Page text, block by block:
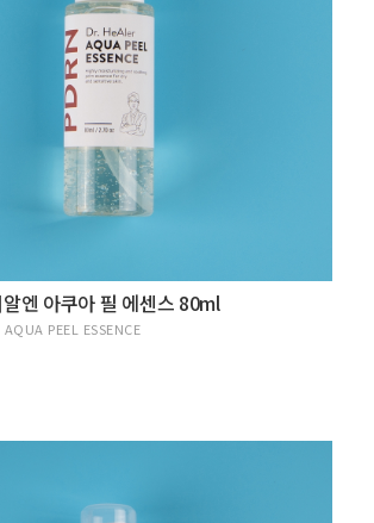
엔 아쿠아 필 에센스 80ml
PEEL ESSENCE